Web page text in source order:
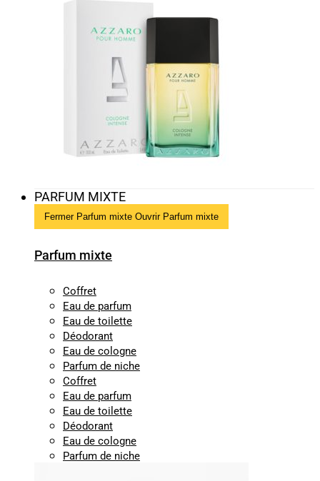
PARFUM MIXTE
Fermer Parfum mixte Ouvrir Parfum mixte
Parfum mixte
Coffret
Eau de parfum
Eau de toilette
Déodorant
Eau de cologne
Parfum de niche
Coffret
Eau de parfum
Eau de toilette
Déodorant
Eau de cologne
Parfum de niche